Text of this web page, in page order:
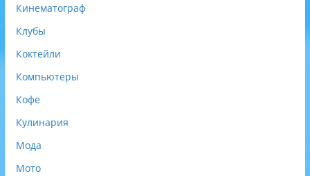
Кинематограф
Клубы
Коктейли
Компьютеры
Кофе
Кулинария
Мода
Мото